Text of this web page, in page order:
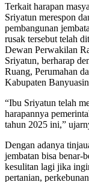
Terkait harapan
Sriyatun merespon
pembangunan
rusak tersebut telah
Dewan Perwakilan
Sriyatun, berharap
Ruang, Perumahan
Kabupaten
“Ibu Sriyatun telah
harapannya
tahun 2025 ini,”
Dengan adanya
jembatan bisa benar-
kesulitan lagi jika
pertanian,